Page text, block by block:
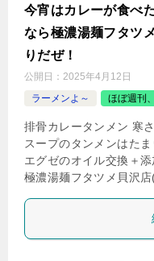
今宵はカレーが食べ
なら極濃湯麺フタツ
りだぜ！
公開日： 2025年4月12日
ラーメンよ～
ほぼ週刊
排骨カレータンメン 寒
スープのタンメンはた
エグゼのオイル交換＋
極濃湯麺フタツメ貝沢